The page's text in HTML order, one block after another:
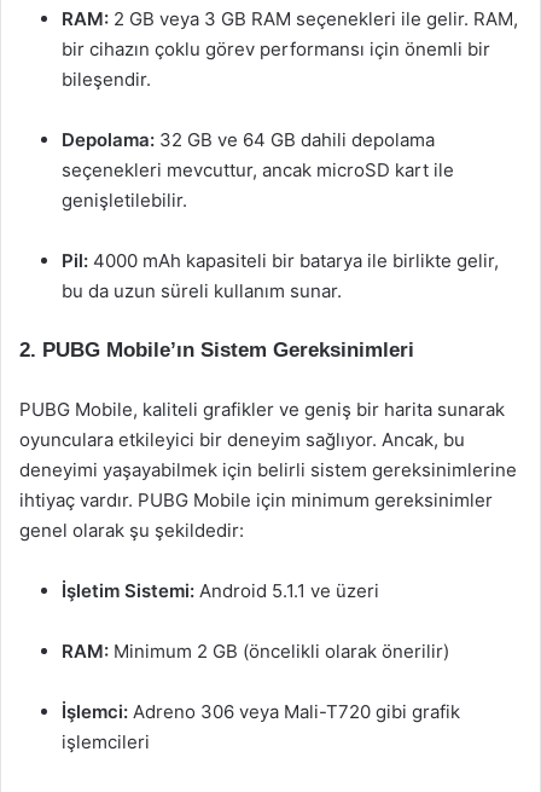
RAM: 2 GB veya 3 GB RAM seçenekleri ile gelir. RAM,
bir cihazın çoklu görev performansı için önemli bir
bileşendir.
Depolama: 32 GB ve 64 GB dahili depolama
seçenekleri mevcuttur, ancak microSD kart ile
genişletilebilir.
Pil: 4000 mAh kapasiteli bir batarya ile birlikte gelir,
bu da uzun süreli kullanım sunar.
2. PUBG Mobile’ın Sistem Gereksinimleri
PUBG Mobile, kaliteli grafikler ve geniş bir harita sunarak
oyunculara etkileyici bir deneyim sağlıyor. Ancak, bu
deneyimi yaşayabilmek için belirli sistem gereksinimlerine
ihtiyaç vardır. PUBG Mobile için minimum gereksinimler
genel olarak şu şekildedir:
İşletim Sistemi: Android 5.1.1 ve üzeri
RAM: Minimum 2 GB (öncelikli olarak önerilir)
İşlemci: Adreno 306 veya Mali-T720 gibi grafik
işlemcileri